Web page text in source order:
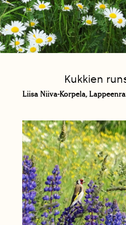
Kukkien
Liisa Niiva-Korpela,